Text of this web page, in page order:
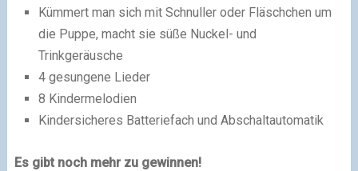
Kümmert man sich mit Schnuller oder Fläschchen um
die Puppe, macht sie süße Nuckel- und
Trinkgeräusche
4 gesungene Lieder
8 Kindermelodien
Kindersicheres Batteriefach und Abschaltautomatik
Es gibt noch mehr zu gewinnen!